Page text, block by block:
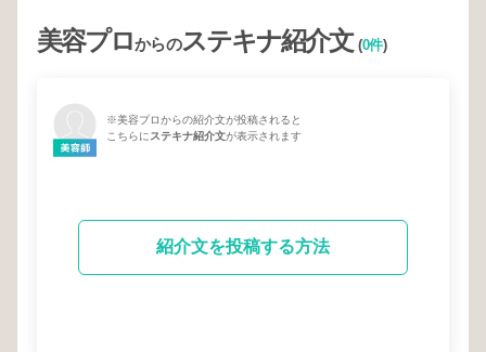
美容プロからのステキナ紹介文(0件)
※美容プロからの紹介文が投稿されると
こちらにステキナ紹介文が表示されます
紹介文を投稿する方法